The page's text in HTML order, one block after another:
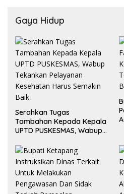
Gaya Hidup
Serahkan Tugas
Tambahan Kepada Kepala
UPTD PUSKESMAS, Wabup
Kesehatan Harus Semakin
Baik